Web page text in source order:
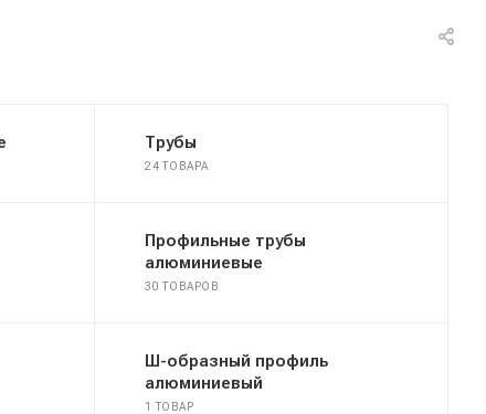
Трубы
24 ТОВАРА
Профильные трубы
алюминиевые
30 ТОВАРОВ
Ш-образный профиль
алюминиевый
1 ТОВАР